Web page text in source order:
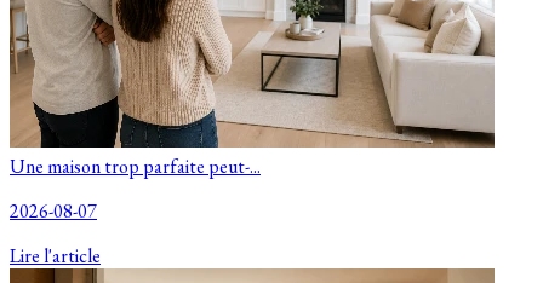
Une maison trop parfaite peut-...
2026-08-07
Lire l'article